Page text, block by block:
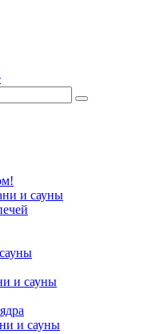
и сауны
и сауны
и сауны